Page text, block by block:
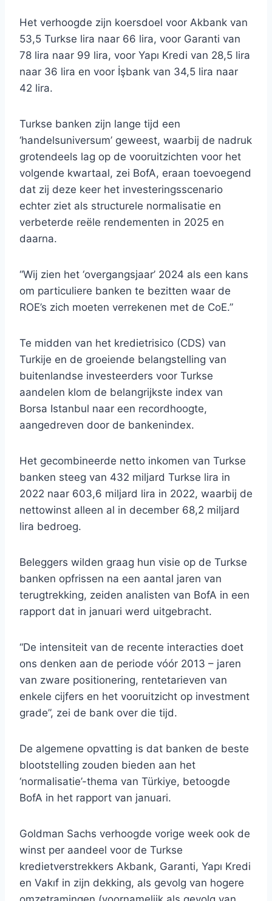
Het verhoogde zijn koersdoel voor Akbank van
53,5 Turkse lira naar 66 lira, voor Garanti van
78 lira naar 99 lira, voor Yapı Kredi van 28,5 lira
naar 36 lira en voor İşbank van 34,5 lira naar
42 lira.
Turkse banken zijn lange tijd een
‘handelsuniversum’ geweest, waarbij de nadruk
grotendeels lag op de vooruitzichten voor het
volgende kwartaal, zei BofA, eraan toevoegend
dat zij deze keer het investeringsscenario
echter ziet als structurele normalisatie en
verbeterde reële rendementen in 2025 en
daarna.
“Wij zien het ‘overgangsjaar’ 2024 als een kans
om particuliere banken te bezitten waar de
ROE’s zich moeten verrekenen met de CoE.”
Te midden van het kredietrisico (CDS) van
Turkije en de groeiende belangstelling van
buitenlandse investeerders voor Turkse
aandelen klom de belangrijkste index van
Borsa Istanbul naar een recordhoogte,
aangedreven door de bankenindex.
Het gecombineerde netto inkomen van Turkse
banken steeg van 432 miljard Turkse lira in
2022 naar 603,6 miljard lira in 2022, waarbij de
nettowinst alleen al in december 68,2 miljard
lira bedroeg.
Beleggers wilden graag hun visie op de Turkse
banken opfrissen na een aantal jaren van
terugtrekking, zeiden analisten van BofA in een
rapport dat in januari werd uitgebracht.
“De intensiteit van de recente interacties doet
ons denken aan de periode vóór 2013 – jaren
van zware positionering, rentetarieven van
enkele cijfers en het vooruitzicht op investment
grade”, zei de bank over die tijd.
De algemene opvatting is dat banken de beste
blootstelling zouden bieden aan het
‘normalisatie’-thema van Türkiye, betoogde
BofA in het rapport van januari.
Goldman Sachs verhoogde vorige week ook de
winst per aandeel voor de Turkse
kredietverstrekkers Akbank, Garanti, Yapı Kredi
en Vakıf in zijn dekking, als gevolg van hogere